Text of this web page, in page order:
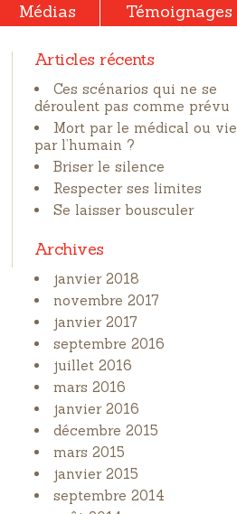
Médias Témoignages
Articles récents
Ces scénarios qui ne se
déroulent pas comme prévu
Mort par le médical ou vie
par l’humain ?
Briser le silence
Respecter ses limites
Se laisser bousculer
Archives
janvier 2018
novembre 2017
janvier 2017
septembre 2016
juillet 2016
mars 2016
janvier 2016
décembre 2015
mars 2015
janvier 2015
septembre 2014